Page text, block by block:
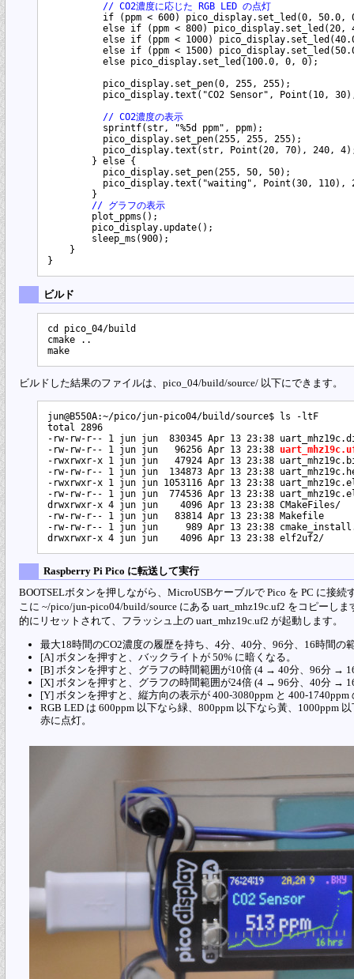
// CO2濃度に応じた RGB LED の点灯
if (ppm < 600) pico_display.set_led(0, 50.0,
else if (ppm < 800) pico_display.set_led(20,
else if (ppm < 1000)
else if (ppm < 1500)
          else pico_display.set_led(100.0, 0, 0);
          pico_display.set_pen(0, 255, 255);
pico_display.text("CO2 Sensor", Point(10,
// CO2濃度の表示
          sprintf(str, "%5d ppm", ppm);
          pico_display.set_pen(255, 255, 255);
pico_display.text(str, Point(20, 70), 240,
        } else {
          pico_display.set_pen(255, 50, 50);
pico_display.text("waiting", Point(30, 110),
        }
// グラフの表示
        plot_ppms();
        pico_display.update();
        sleep_ms(900);
    }
ビルド
cd pico_04/build
cmake ..
make
ビルドした結果のファイルは、pico_04/build/source/ 以下にできます。
jun@B550A:~/pico/jun-pico04/build/source$ ls -ltF
total 2896
-rw-rw-r-- 1 jun jun  830345 Apr 13 23:38
-rw-rw-r-- 1 jun jun   96256 Apr 13 23:38
-rwxrwxr-x 1 jun jun   47924 Apr 13 23:38
-rw-rw-r-- 1 jun jun  134873 Apr 13 23:38
-rwxrwxr-x 1 jun jun 1053116 Apr 13 23:38
-rw-rw-r-- 1 jun jun  774536 Apr 13 23:38
drwxrwxr-x 4 jun jun    4096 Apr 13 23:38 CMakeFiles/
-rw-rw-r-- 1 jun jun   83814 Apr 13 23:38 Makefile
-rw-rw-r-- 1 jun jun     989 Apr 13 23:38
drwxrwxr-x 4 jun jun    4096 Apr 13 23:38 elf2uf2/
Raspberry Pi Pico に転送して実行
BOOTSELボタンを押しながら、MicroUSBケーブルで Pico を PC に接
こに ~/pico/jun-pico04/build/source にある uart_mhz19c.uf2 をコピーし
的にリセットされて、フラッシュ上の uart_mhz19c.uf2 が起動します。
最大18時間のCO2濃度の履歴を持ち、4分、40分、96分、16時間の
[A] ボタンを押すと、バックライトが 50% に暗くなる。
[B] ボタンを押すと、グラフの時間範囲が10倍 (4 → 40分、96分 →
[X] ボタンを押すと、グラフの時間範囲が24倍 (4 → 96分、40分 →
[Y] ボタンを押すと、縦方向の表示が 400-3080ppm と 400-1740ppm
RGB LED は 600ppm 以下なら緑、800ppm 以下なら黃、1000ppm
赤に点灯。